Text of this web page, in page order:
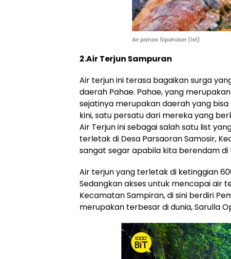
Air panas Sipoholon (Ist)
2.Air Terjun Sampuran
Air terjun ini terasa bagaikan surga
daerah Pahae. Pahae, yang
sejatinya merupakan daerah yang
kini, satu persatu dari mereka yang
Air Terjun ini sebagai salah satu list
terletak di Desa Parsaoran Samosir,
sangat segar apabila kita berendam
Air terjun yang terletak di ketinggian
Sedangkan akses untuk mencapai air
Kecamatan Sampiran, di sini berdiri
merupakan terbesar di dunia, Sarulla